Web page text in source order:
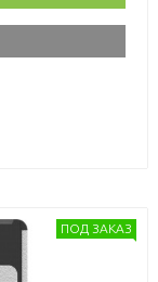
ПОД ЗАКАЗ